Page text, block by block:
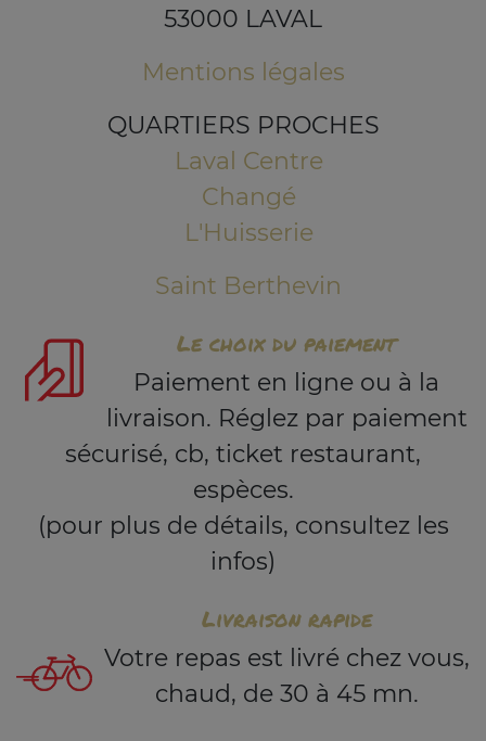
53000 LAVAL
Mentions légales
QUARTIERS PROCHES
Laval Centre
Changé
L'Huisserie
Saint Berthevin
Le choix du paiement
Paiement en ligne ou à la
livraison. Réglez par paiement
sécurisé, cb, ticket restaurant,
espèces.
(pour plus de détails, consultez les
infos)
Livraison rapide
Votre repas est livré chez vous,
chaud, de 30 à 45 mn.